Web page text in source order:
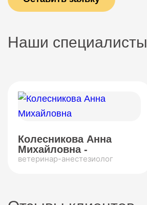
Наши специалисты
Колесникова Анна
Михайловна -
ветеринар-анестезиолог